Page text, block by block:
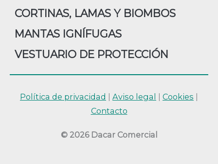
CORTINAS, LAMAS Y BIOMBOS
MANTAS IGNÍFUGAS
VESTUARIO DE PROTECCIÓN
© 2026 Dacar Comercial
Política de privacidad Aviso legal Cookies
Contacto